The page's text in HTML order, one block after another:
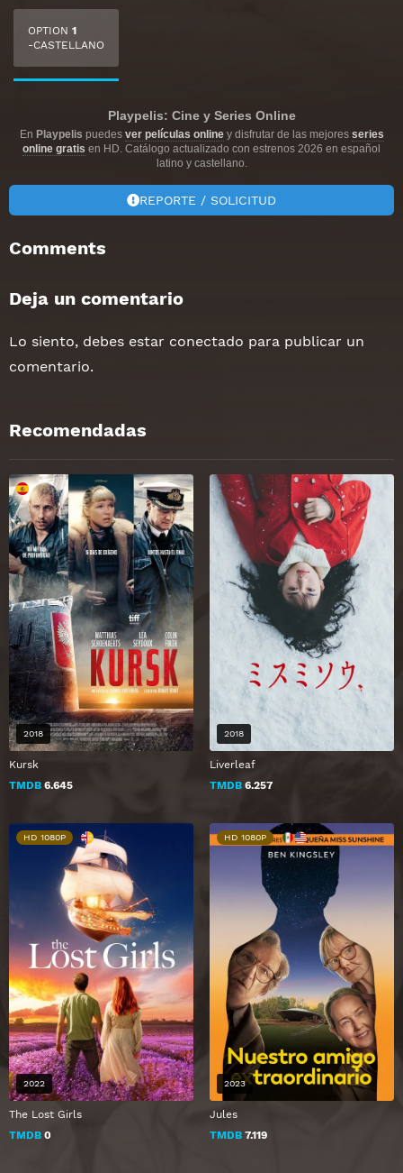
OPTION 1
-CASTELLANO
Playpelis: Cine y Series Online
En Playpelis puedes ver películas onliney disfrutar de las mejores series
online gratis en HD. Catálogo actualizado con estrenos 2026 en español
latino y castellano.
REPORTE / SOLICITUD
Comments
Deja un comentario
Lo siento, debes estar conectado para publicar un
comentario.
Recomendadas
Kursk
TMDB 6.645
2018
Liverleaf
TMDB 6.257
2018
The Lost Girls
TMDB 0
HD 1080P
2022
Jules
TMDB 7.119
HD 1080P
2023